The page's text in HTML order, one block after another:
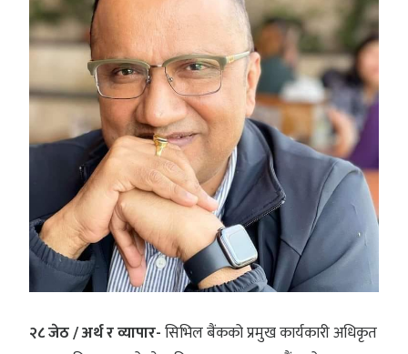
२८ जेठ / अर्थ र व्यापार-सिभिल बैंकको प्रमुख कार्यकारी अधिकृत